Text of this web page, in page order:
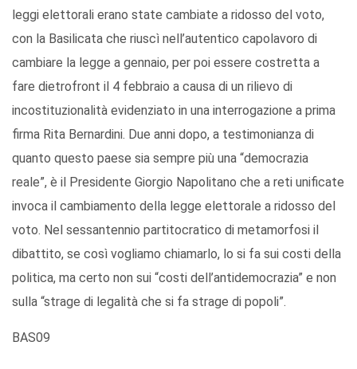
leggi elettorali erano state cambiate a ridosso del voto,
con la Basilicata che riuscì nell’autentico capolavoro di
cambiare la legge a gennaio, per poi essere costretta a
fare dietrofront il 4 febbraio a causa di un rilievo di
incostituzionalità evidenziato in una interrogazione a prima
firma Rita Bernardini. Due anni dopo, a testimonianza di
quanto questo paese sia sempre più una “democrazia
reale”, è il Presidente Giorgio Napolitano che a reti unificate
invoca il cambiamento della legge elettorale a ridosso del
voto. Nel sessantennio partitocratico di metamorfosi il
dibattito, se così vogliamo chiamarlo, lo si fa sui costi della
politica, ma certo non sui “costi dell’antidemocrazia” e non
sulla “strage di legalità che si fa strage di popoli”.
BAS09